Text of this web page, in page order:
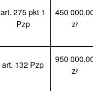
art. 275 pkt 1
Pzp
450
zł
art. 132 Pzp
950
zł